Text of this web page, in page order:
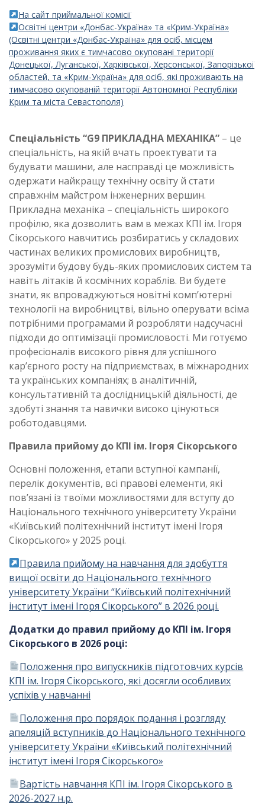
На сайт приймальної комісії
Освітні центри «Донбас-Україна» та «Крим-Україна»
(Освітні центри «Донбас-Україна» для осіб, місцем
проживання яких є тимчасово окуповані території
Донецької, Луганської, Харківської, Херсонської, Запорізької
областей, та «Крим-Україна» для осіб, які проживають на
тимчасово окупованій території Автономної Республіки
Крим та міста Севастополя)
Спеціальність “G9 ПРИКЛАДНА МЕХАНІКА” – це
спеціальність, на якій вчать проектувати та
будувати машини, але насправді це можливість
одержати найкращу технічну освіту й стати
справжнім майстром інженерних вершин.
Прикладна механіка – спеціальність широкого
профілю, яка дозволить вам в межах КПІ ім. Ігоря
Сікорського навчитись розбиратись у складових
частинах великих промислових виробництв,
зрозуміти будову будь-яких промислових систем та
навіть літаків й космічних кораблів. Ви будете
знати, як впроваджуються новітні комп’ютерні
технології на виробництві, вільно оперувати всіма
потрібними програмами й розробляти надсучасні
підходи до оптимізації промисловості. Ми готуємо
професіоналів високого рівня для успішного
кар’єрного росту на підприємствах, в міжнародних
та українських компаніях; в аналітичній,
консультативній та дослідницькій діяльності, де
здобуті знання та навички високо цінуються
роботодавцями.
Правила прийому до КПІ ім. Ігоря Сікорського
Основні положення, етапи вступної кампанії,
перелік документів, всі правові елементи, які
пов’язані із твоїми можливостями для вступу до
Національного технічного університету України
«Київський політехнічний інститут імені Ігоря
Сікорського» у 2025 році.
Правила прийому на навчання для здобуття
вищої освіти до Національного технічного
університету України “Київський політехнічний
інститут імені Ігоря Сікорського” в 2026 році.
Додатки до правил прийому до КПІ ім. Ігоря
Сікорського в 2026 році:
Положення про випускників підготовчих курсів
КПІ ім. Ігоря Сікорського, які досягли особливих
успіхів у навчанні
Положення про порядок подання і розгляду
апеляцій вступників до Національного технічного
університету України «Київський політехнічний
інститут імені Ігоря Сікорського»
Вартість навчання КПІ ім. Ігоря Сікорського в
2026-2027 н.р.